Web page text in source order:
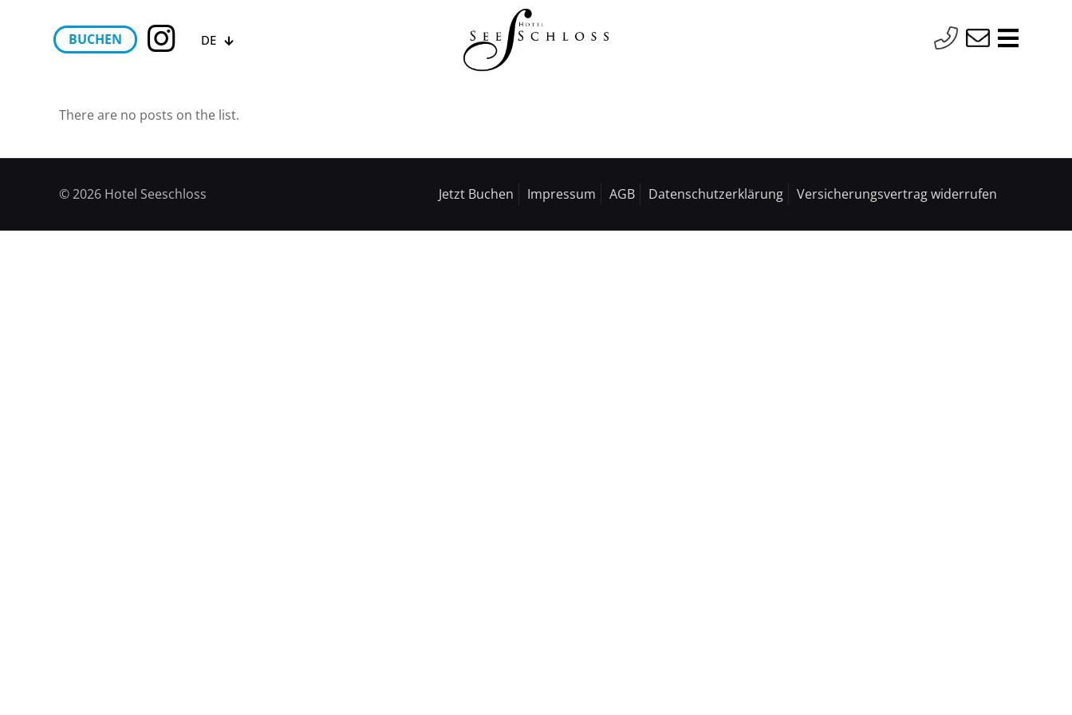
BUCHEN DE
There are no posts on the list.
© 2026 Hotel Seeschloss Jetzt Buchen Impressum AGB Datenschutzerklärung Versicherungsvertrag widerrufen